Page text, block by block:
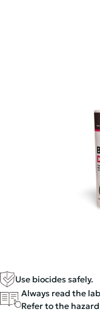
Use biocides safely.
Always read the
Refer to the